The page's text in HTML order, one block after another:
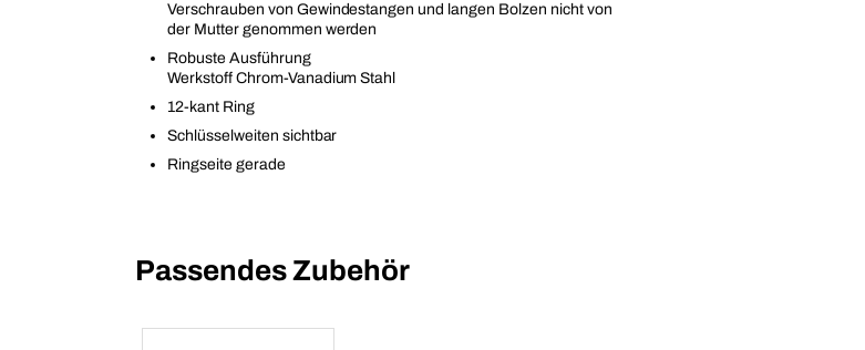
Verschrauben von Gewindestangen und langen Bolzen nicht von
der Mutter genommen werden
Robuste Ausführung
Werkstoff Chrom-Vanadium Stahl
12-kant Ring
Schlüsselweiten sichtbar
Ringseite gerade
Passendes Zubehör